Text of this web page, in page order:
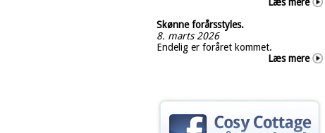
Skønne forårsstyles.
8. marts 2026
Endelig er foråret kommet.
Læs mere